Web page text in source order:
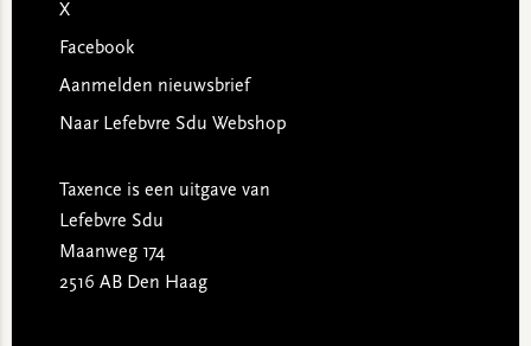
X
Facebook
Aanmelden nieuwsbrief
Naar Lefebvre Sdu Webshop
Taxence is een uitgave van
Lefebvre Sdu
Maanweg 174
2516 AB Den Haag